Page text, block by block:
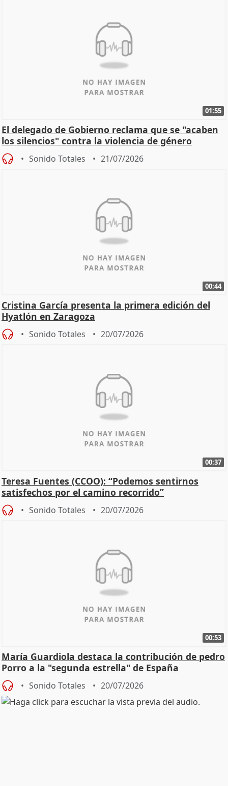
01:55
El delegado de Gobierno reclama que se "acaben
los silencios" contra la violencia de género
Sonido Totales 21/07/2026
00:44
Cristina García presenta la primera edición del
Hyatlón en Zaragoza
Sonido Totales 20/07/2026
00:37
Teresa Fuentes (CCOO): “Podemos sentirnos
satisfechos por el camino recorrido”
Sonido Totales 20/07/2026
00:53
María Guardiola destaca la contribución de pedro
Porro a la "segunda estrella" de España
Sonido Totales 20/07/2026